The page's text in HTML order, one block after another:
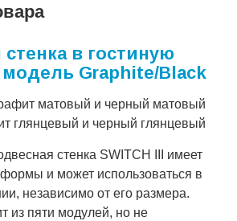
в гостиную
модель Graphite/Black
матовый и черный матовый
глянцевый и черный глянцевый
стенка SWITCH III имеет
и может использоваться в
независимо от его размера.
из пяти модулей, но не